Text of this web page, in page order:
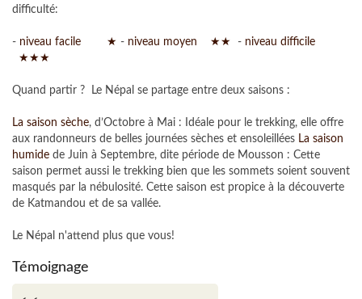
difficulté:
- niveau facile ★ - niveau moyen ★★ - niveau difficile
★★★
Quand partir ? Le Népal se partage entre deux saisons :
La saison sèche, d’Octobre à Mai : Idéale pour le trekking, elle offre
aux randonneurs de belles journées sèches et ensoleillées La saison
humide de Juin à Septembre, dite période de Mousson : Cette
saison permet aussi le trekking bien que les sommets soient souvent
masqués par la nébulosité. Cette saison est propice à la découverte
de Katmandou et de sa vallée.
Le Népal n'attend plus que vous!
Témoignage